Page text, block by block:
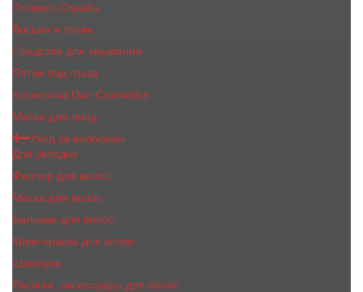
Пилинги,Скрабы
Лосьон и тоник
Средства для умывания
Патчи под глаза
Косметика Dari Cosmetics
Маски для лица
Уход за волосами
Для укладки
Филлер для волос
Маска для волос
Бальзам для волос
Крем-краска для волос
Шампунь
Расчски, аксессуары для волос